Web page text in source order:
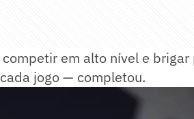
em alto nível e brigar
jogo — completou.